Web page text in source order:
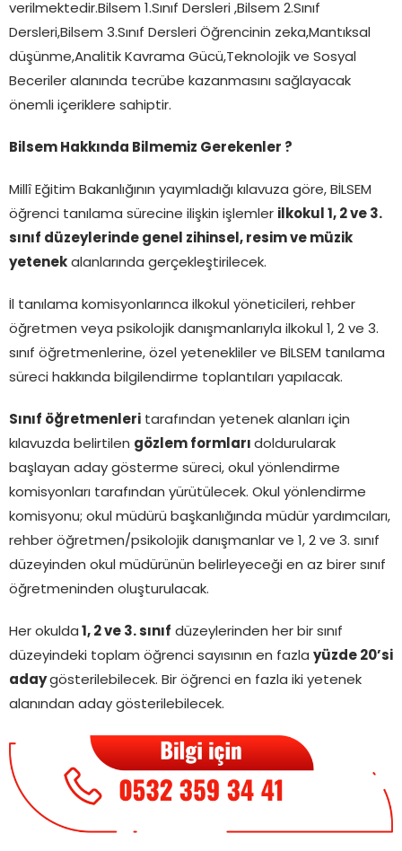
verilmektedir.Bilsem 1.Sınıf Dersleri ,Bilsem 2.Sınıf
Dersleri,Bilsem 3.Sınıf Dersleri Öğrencinin zeka,Mantıksal
düşünme,Analitik Kavrama Gücü,Teknolojik ve Sosyal
Beceriler alanında tecrübe kazanmasını sağlayacak
önemli içeriklere sahiptir.
Bilsem Hakkında Bilmemiz Gerekenler ?
Millî Eğitim Bakanlığının yayımladığı kılavuza göre, BİLSEM
öğrenci tanılama sürecine ilişkin işlemler ilkokul 1, 2 ve 3.
sınıf düzeylerinde genel zihinsel, resim ve müzik
yetenek alanlarında gerçekleştirilecek.
İl tanılama komisyonlarınca ilkokul yöneticileri, rehber
öğretmen veya psikolojik danışmanlarıyla ilkokul 1, 2 ve 3.
sınıf öğretmenlerine, özel yetenekliler ve BİLSEM tanılama
süreci hakkında bilgilendirme toplantıları yapılacak.
Sınıf öğretmenleri tarafından yetenek alanları için
kılavuzda belirtilen gözlem formları doldurularak
başlayan aday gösterme süreci, okul yönlendirme
komisyonları tarafından yürütülecek. Okul yönlendirme
komisyonu; okul müdürü başkanlığında müdür yardımcıları,
rehber öğretmen/psikolojik danışmanlar ve 1, 2 ve 3. sınıf
düzeyinden okul müdürünün belirleyeceği en az birer sınıf
öğretmeninden oluşturulacak.
Her okulda 1, 2 ve 3. sınıf düzeylerinden her bir sınıf
düzeyindeki toplam öğrenci sayısının en fazla yüzde 20’si
adaygösterilebilecek. Bir öğrenci en fazla iki yetenek
alanından aday gösterilebilecek.